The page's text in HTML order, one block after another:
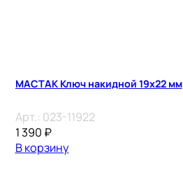
МАСТАК Ключ накидной 19х22 мм
Арт.: 023-11922
1 390 ₽
В корзину